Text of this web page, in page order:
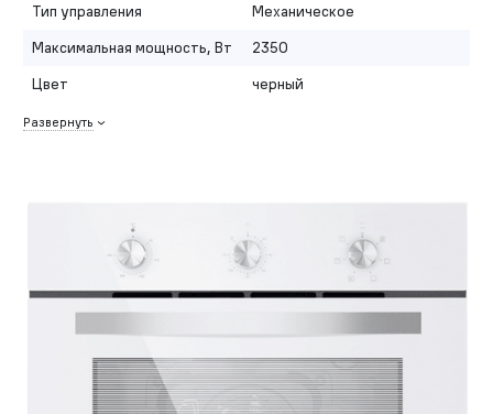
Тип управления
Механическое
Максимальная мощность, Вт
2350
Цвет
черный
Развернуть